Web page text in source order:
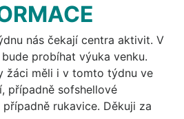
nás čekají centra aktivit. V
probíhat výuka venku.
žáci měli i v tomto týdnu ve
případně sofshellové
rukavice. Děkuji za